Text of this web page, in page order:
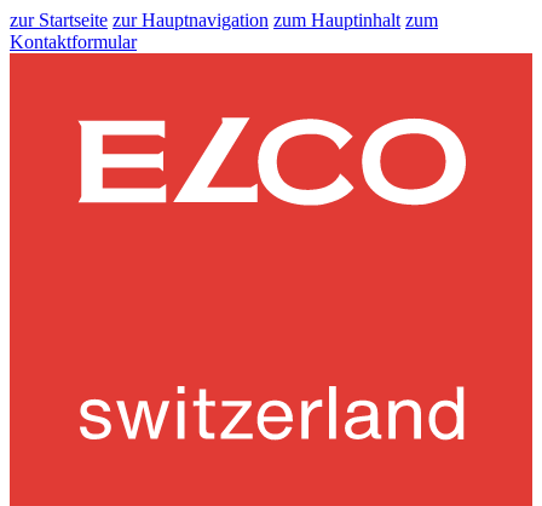
zur Startseite zur Hauptnavigation zum Hauptinhalt zum
Kontaktformular